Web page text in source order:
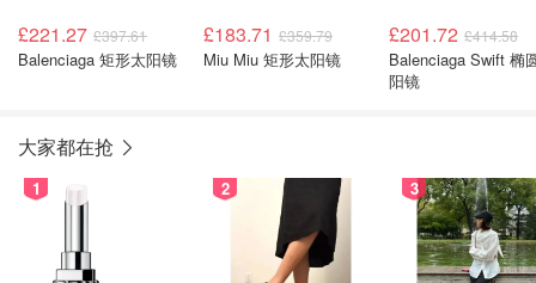
£221.27 £397.61
Balenciaga 矩形太阳镜
£183.71 £359.79
Miu Miu 矩形太阳镜
£201.72 £414.58
Balenciaga Swift 椭
阳镜
大家都在抢
1 2 3